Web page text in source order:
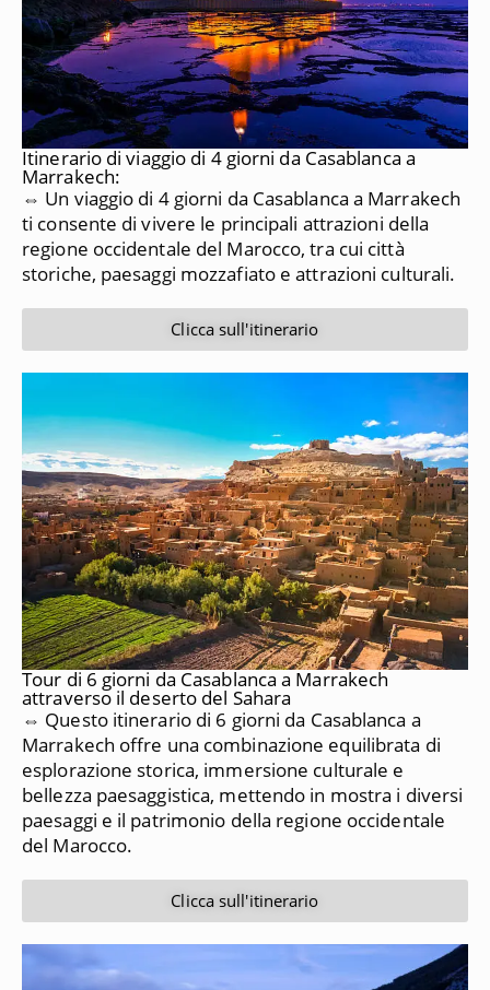
Itinerario di viaggio di 4 giorni da Casablanca a
Marrakech:
⇔ Un viaggio di 4 giorni da Casablanca a Marrakech
ti consente di vivere le principali attrazioni della
regione occidentale del Marocco, tra cui città
storiche, paesaggi mozzafiato e attrazioni culturali.
Clicca sull'itinerario
Tour di 6 giorni da Casablanca a Marrakech
attraverso il deserto del Sahara
⇔ Questo itinerario di 6 giorni da Casablanca a
Marrakech offre una combinazione equilibrata di
esplorazione storica, immersione culturale e
bellezza paesaggistica, mettendo in mostra i diversi
paesaggi e il patrimonio della regione occidentale
del Marocco.
Clicca sull'itinerario